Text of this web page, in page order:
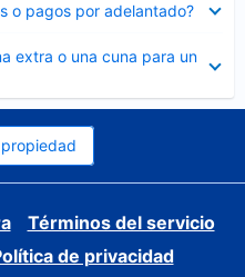
o pagos por adelantado?
extra o una cuna para un
Términos del servicio
de privacidad